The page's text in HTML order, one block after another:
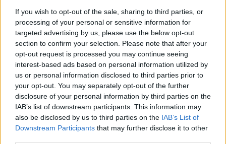
If you wish to opt-out of the sale, sharing to third parties, or
processing of your personal or sensitive information for
targeted advertising by us, please use the below opt-out
section to confirm your selection. Please note that after your
opt-out request is processed you may continue seeing
interest-based ads based on personal information utilized by
us or personal information disclosed to third parties prior to
your opt-out. You may separately opt-out of the further
disclosure of your personal information by third parties on the
IAB’s list of downstream participants. This information may
also be disclosed by us to third parties on the IAB’s List of
Downstream Participants that may further disclose it to other
tra due mondi diversi del calcioinglese.
Con così tante partite emozionanti all’orizzonte,
la stagione EFL 2026/27 si preannuncia come una
delle più avvincenti degli ultimi anni.
AUTORE
Andrea Conforti
Andrea Conforti, 46enne torinese dal look